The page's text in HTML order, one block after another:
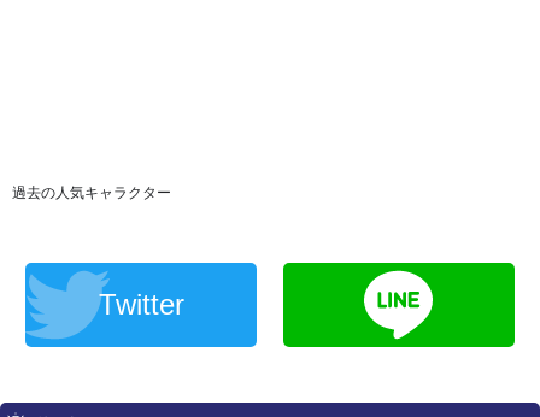
過去の人気キャラクター
Twitter